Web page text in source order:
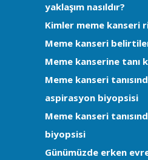
yaklaşım nasıldır?
Kimler meme kanseri
Meme kanseri
Meme kanserine tanı
Meme kanseri
aspirasyon biyopsisi
Meme kanseri
biyopsisi
Günümüzde erken